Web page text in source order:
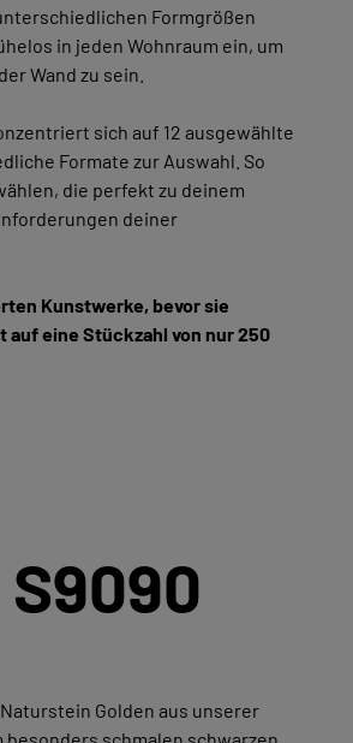
Formgrößen
in jeden Wohnraum ein, um
Wand zu sein.
sich auf 12 ausgewählte
Formate zur Auswahl. So
die perfekt zu deinem
deiner
Kunstwerke, bevor sie
eine Stückzahl von nur 250
Golden aus unserer